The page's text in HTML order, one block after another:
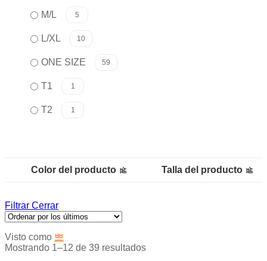
M/L 5
L/XL 10
ONE SIZE 59
T1 1
T2 1
Color del producto Talla del producto
Filtrar Cerrar
Visto como
Mostrando 1–12 de 39 resultados